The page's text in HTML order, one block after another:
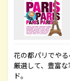
花の都パリでや
厳選して、豊富
ド。